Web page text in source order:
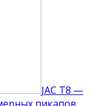
JAC T8 —